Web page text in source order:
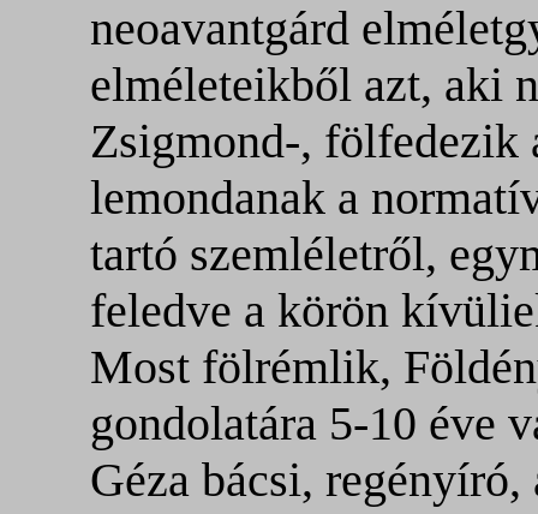
neoavantgárd
elméleteikből azt, aki
Zsigmond-,
lemondanak a
tartó szemléletről,
feledve a körön
Most fölrémlik,
gondolatára 5-10 éve
Géza bácsi,